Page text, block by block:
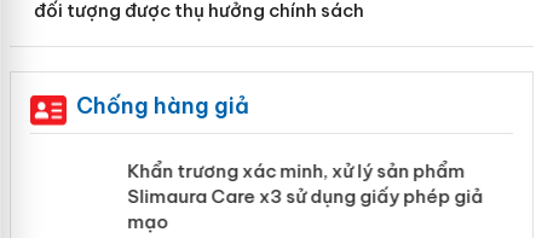
đối tượng được thụ hưởng chính sách
Chống hàng giả
Khẩn trương xác minh, xử lý sản phẩm
Slimaura Care x3 sử dụng giấy phép giả
mạo